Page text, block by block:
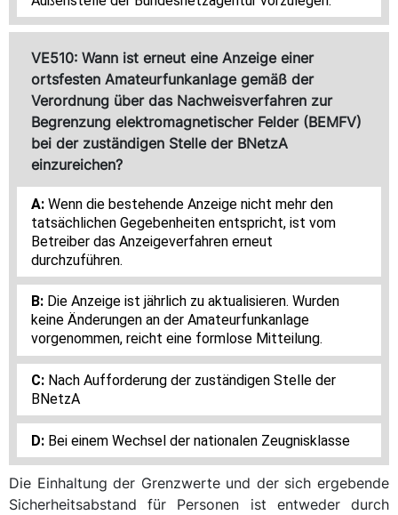
VE510: Wann ist erneut eine Anzeige einer
ortsfesten Amateurfunkanlage gemäß der
Verordnung über das Nachweisverfahren zur
Begrenzung elektromagnetischer Felder (BEMFV)
bei der zuständigen Stelle der BNetzA
einzureichen?
Wenn die bestehende Anzeige nicht mehr den
tatsächlichen Gegebenheiten entspricht, ist vom
Betreiber das Anzeigeverfahren erneut
durchzuführen.
Die Anzeige ist jährlich zu aktualisieren. Wurden
keine Änderungen an der Amateurfunkanlage
vorgenommen, reicht eine formlose Mitteilung.
Nach Aufforderung der zuständigen Stelle der
BNetzA
Bei einem Wechsel der nationalen Zeugnisklasse
Die Einhaltung der Grenzwerte und der sich ergebende
Sicherheitsabstand für Personen ist entweder durch